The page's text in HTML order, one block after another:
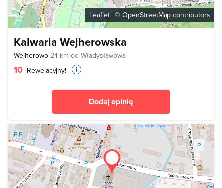
Leaflet | © OpenStreetMap contributors
Kalwaria Wejherowska
Wejherowo 24 km od Władysławowa
10 Rewelacyjny!
Dodaj opinię